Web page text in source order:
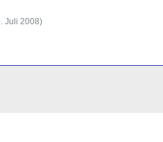
Juli 2008)